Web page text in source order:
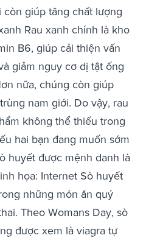
còn giúp tăng chất lượng
Rau xanh chính là kho
B6, giúp cải thiện vấn
giảm nguy cơ dị tật ống
nữa, chúng còn giúp
nam giới. Do vậy, rau
không thể thiếu trong
hai bạn đang muốn sớm
huyết được mệnh danh là
họa: Internet Sò huyết
những món ăn quý
Theo Womans Day, sò
được xem là viagra tự